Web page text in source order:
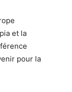
et la
pour la